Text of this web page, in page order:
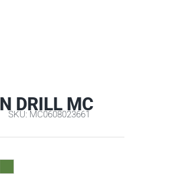
DRILL MC
SKU: MC0608023661